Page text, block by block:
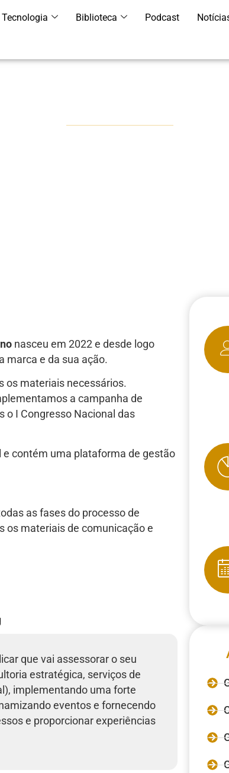
Tecnologia Biblioteca Podcast
nasceu em 2022 e desde logo
marca e da sua ação.
os materiais necessários.
a campanha de
o I Congresso Nacional das
contém uma plataforma de gestão
as fases do processo de
os materiais de comunicação e
que vai assessorar o seu
estratégica, serviços de
implementando uma forte
eventos e fornecendo
e proporcionar experiências